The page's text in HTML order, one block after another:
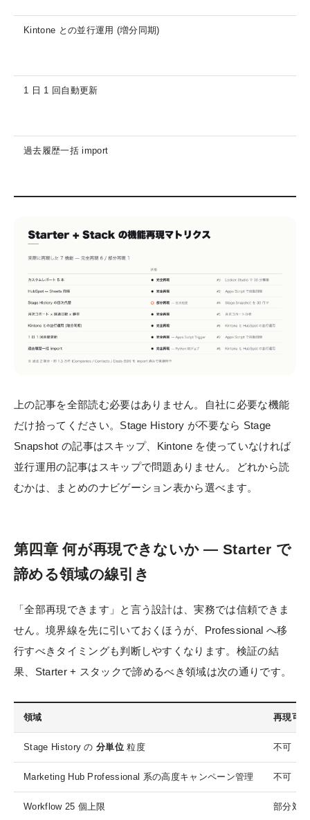
Kintone との並行運用 (増分同期)
1 日 1 回自動更新
過去履歴一括 import
上の記事を全部読む必要はありません。自社に必要な機能
だけ拾ってください。Stage History が不要なら Stage
Snapshot の記事はスキップ、Kintone を使っていなければ
並行運用の記事はスキップで問題ありません。どれから読
むかは、まとめのナビゲーション表から選べます。
第四章 何が再現できないか — Starter で
諦める領域の線引き
「全部再現できます」と言う設計は、実務では信頼できま
せん。境界線を先に引いておくほうが、Professional へ移
行すべきタイミングも判断しやすくなります。検証の結
果、Starter + スタックで諦めるべき領域は次の通りです。
領域 再現可否
Stage History の分単位 粒度 不可
Marketing Hub Professional 系の高度キャンペーン管理 不可
Workflow 25 個上限 部分対応